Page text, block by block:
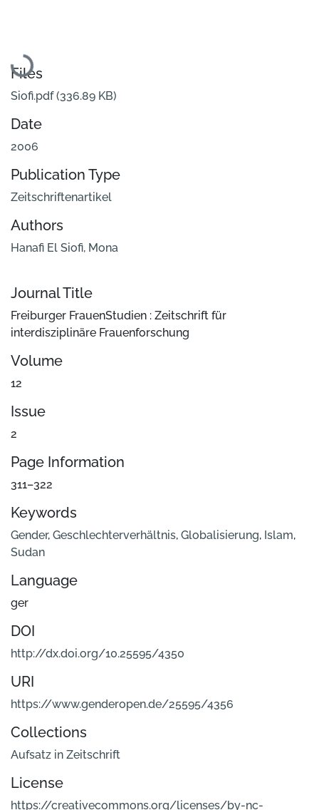
Loading...
Files
Siofi.pdf(336.89 KB)
Date
2006
Publication Type
Zeitschriftenartikel
Authors
Hanafi El Siofi, Mona
Journal Title
Freiburger FrauenStudien : Zeitschrift für
interdisziplinäre Frauenforschung
Volume
12
Issue
2
Page Information
311–322
Keywords
Gender, Geschlechterverhältnis, Globalisierung, Islam,
Sudan
Language
ger
DOI
http://dx.doi.org/10.25595/4350
URI
https://www.genderopen.de/25595/4356
Collections
Aufsatz in Zeitschrift
License
https://creativecommons.org/licenses/by-nc-